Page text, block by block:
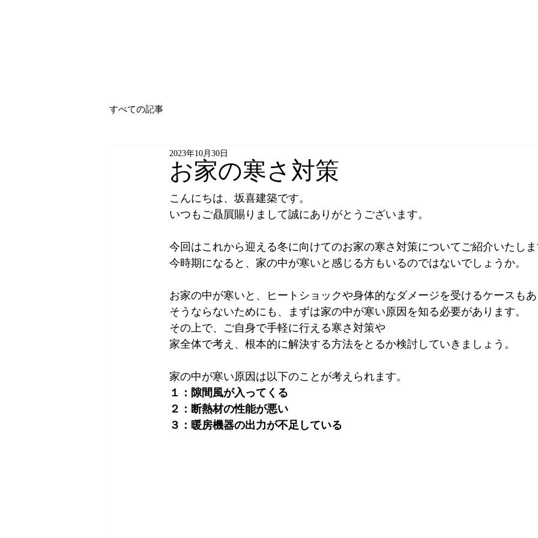
すべての記事
お家の寒さ対策
2023年10月30日
こんにちは、坂喜建築です。
いつもご贔屓賜りまして誠にありがとうございます。
今回はこれから迎える冬に向けてのお家の寒さ対策についてご紹介いたし
今時期になると、家の中が寒いと感じる方もいるのではないでしょうか。
お家の中が寒いと、ヒートショックや身体的なダメージを受けるケースも
そうならないためにも、まずは家の中が寒い原因を知る必要があります。
その上で、ご自身で手軽に行える寒さ対策や
家全体で考え、根本的に解決する方法をとるか検討していきましょう。
家の中が寒い原因は以下のことが考えられます。
１：隙間風が入ってくる
２：断熱材の性能が悪い
３：暖房機器の出力が不足している